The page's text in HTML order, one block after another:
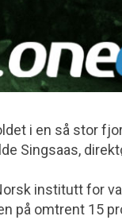
i en så stor
Singsaas,
institutt for
på omtrent 15